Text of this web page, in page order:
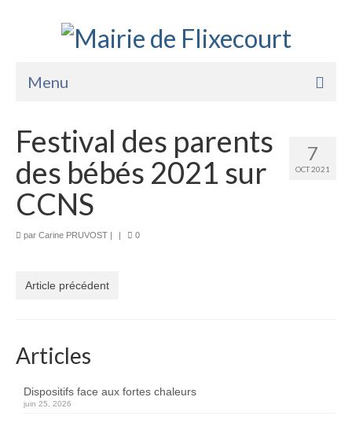
Menu
La Mairie
Vie Pratique
Sports Loisirs et Culture
7
OCT 2021
Festival des parents
des bébés 2021 sur
CCNS
par Carine PRUVOST | | 0
Article précédent
Articles
Dispositifs face aux fortes chaleurs
juin 25, 2026